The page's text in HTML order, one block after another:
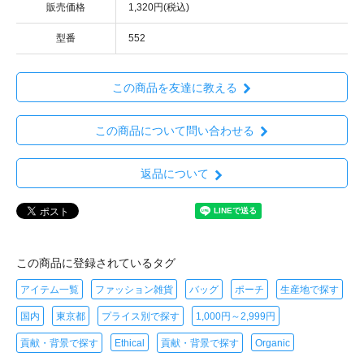
販売価格 1,320円(税込)
型番 552
この商品を友達に教える
この商品について問い合わせる
返品について
この商品に登録されているタグ
アイテム一覧 ファッション雑貨 バッグ ポーチ 生産地で探す
国内 東京都 プライス別で探す 1,000円～2,999円
貢献・背景で探す Ethical 貢献・背景で探す Organic